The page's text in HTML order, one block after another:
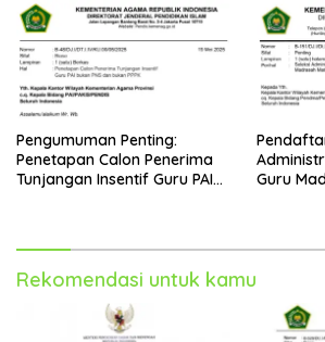
Pengumuman Penting:
Penetapan Calon Penerima
Tunjangan Insentif Guru PAI
Guru
Rekomendasi untuk kamu